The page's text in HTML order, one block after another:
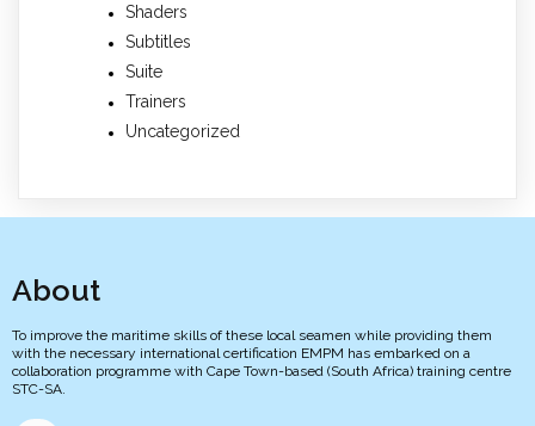
Shaders
Subtitles
Suite
Trainers
Uncategorized
About
To improve the maritime skills of these local seamen while providing them
with the necessary international certification EMPM has embarked on a
collaboration programme with Cape Town-based (South Africa) training centre
STC-SA.